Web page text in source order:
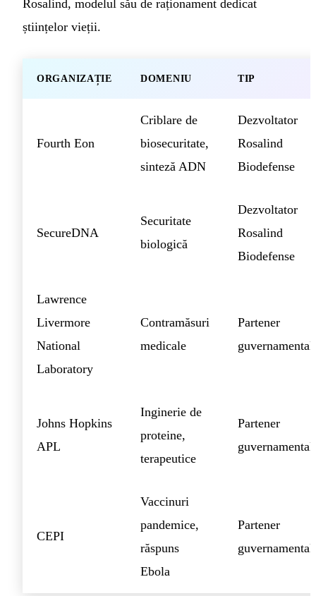
Rosalind, modelul său de raționament dedicat
științelor vieții.
ORGANIZAȚIE DOMENIU TIP
Fourth Eon
Criblare de
biosecuritate,
sinteză ADN
Dezvoltator
Rosalind
Biodefense
SecureDNA
Securitate
biologică
Dezvoltator
Rosalind
Biodefense
Lawrence
Livermore
National
Laboratory
Contramăsuri
medicale
Partener
guvernamental
Johns Hopkins
APL
Inginerie de
proteine,
terapeutice
Partener
guvernamental
CEPI
Vaccinuri
pandemice,
răspuns
Ebola
Partener
guvernamental